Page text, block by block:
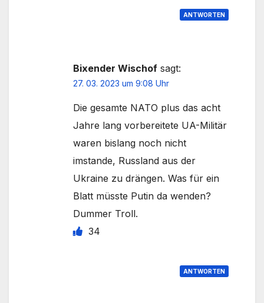
ANTWORTEN
Bixender Wischof sagt:
27. 03. 2023 um 9:08 Uhr
Die gesamte NATO plus das acht
Jahre lang vorbereitete UA-Militär
waren bislang noch nicht
imstande, Russland aus der
Ukraine zu drängen. Was für ein
Blatt müsste Putin da wenden?
Dummer Troll.
34
ANTWORTEN